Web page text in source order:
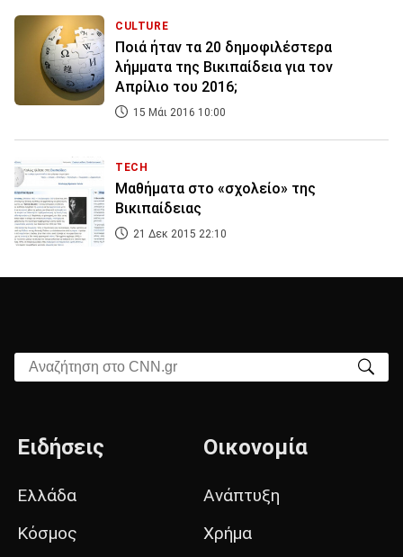
CULTURE
Ποιά ήταν τα 20 δημοφιλέστερα
λήμματα της Βικιπαίδεια για τον
Απρίλιο του 2016;
15 Μάι 2016 10:00
TECH
Μαθήματα στο «σχολείο» της
Βικιπαίδειας
21 Δεκ 2015 22:10
Αναζήτηση στο CNN.gr
Ειδήσεις
Ελλάδα
Κόσμος
Οικονομία
Ανάπτυξη
Χρήμα